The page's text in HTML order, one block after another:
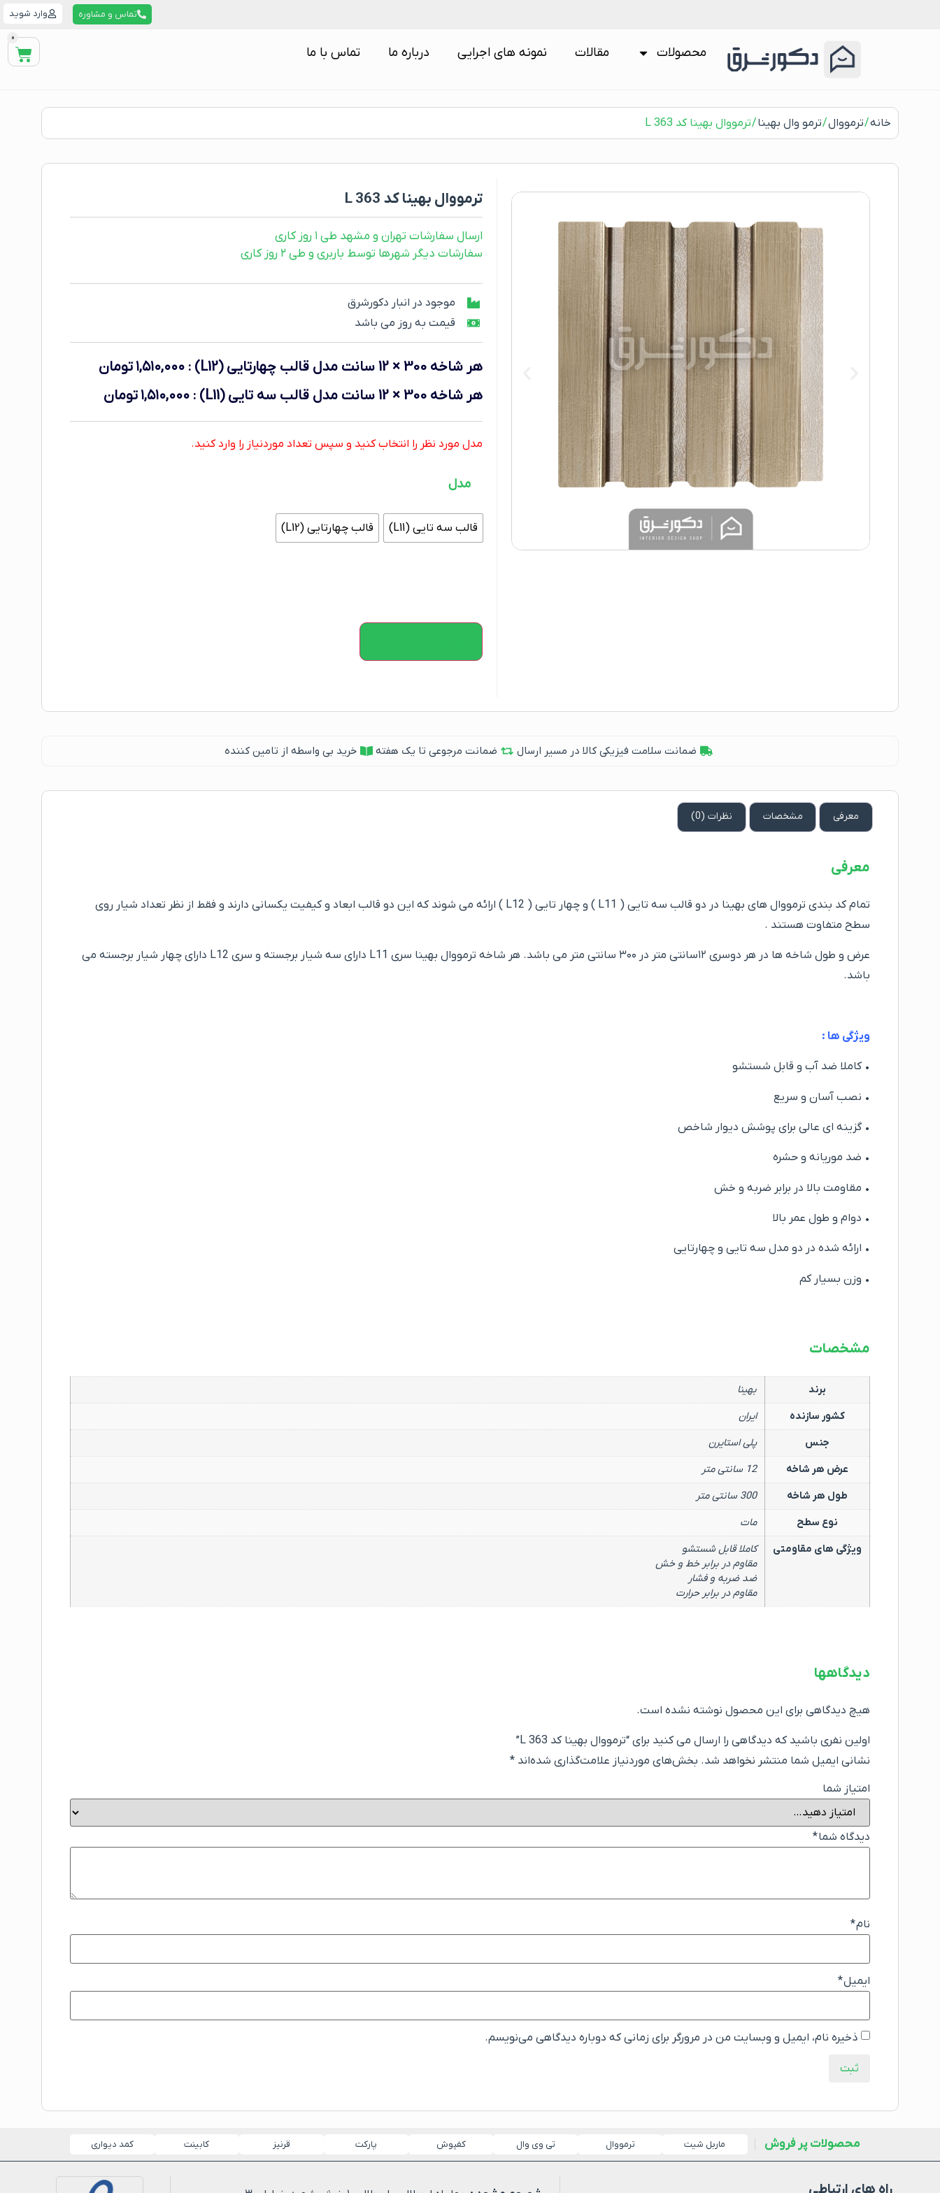
تماس و مشاوره وارد شوید
محصولات مقالات نمونه های اجرایی درباره ما تماس با ما
0
خانه/ترمووال/ترمو وال بهینا/ ترمووال بهینا کد L 363
ترمووال بهینا کد L 363
ارسال سفارشات تهران و مشهد طی ۱ روز کاری
سفارشات دیگر شهرها توسط باربری و طی ۲ روز کاری
موجود در انبار دکورشرق
قیمت به روز می باشد
هر شاخه 300 × 12 سانت مدل قالب چهارتایی (L12) : ۱,۵۱۰,۰۰۰تومان
هر شاخه 300 × 12 سانت
مدل قالب سه تایی (L11) : ۱,۵۱۰,۰۰۰تومان
مدل مورد نظر را انتخاب کنید و سپس تعداد موردنیاز را وارد کنید.
مدل
قالب سه تایی (L11) قالب چهارتایی (L12)
ضمانت سلامت فیزیکی کالا در مسیر ارسال ضمانت مرجوعی تا یک هفته خرید بی واسطه از تامین کننده
معرفی مشخصات نظرات (0)
معرفی
تمام کد بندی ترمووال های بهینا در دو قالب سه تایی ( L11 ) و چهار تایی ( L12 ) ارائه می شوند که این دو قالب ابعاد و کیفیت یکسانی دارند و فقط از نظر تعداد شیار روی
سطح متفاوت هستند .
عرض و طول شاخه ها در هر دوسری ۱۲سانتی متر در ۳۰۰ سانتی متر می باشد. هر شاخه ترمووال بهینا سری L11 دارای سه شیار برجسته و سری L12 دارای چهار شیار برجسته می
باشد.
ویژگی ها :
• کاملا ضد آب و قابل شستشو
• نصب آسان و سریع
• گزینه ای عالی برای پوشش دیوار شاخص
• ضد موریانه و حشره
• مقاومت بالا در برابر ضربه و خش
• دوام و طول عمر بالا
• ارائه شده در دو مدل سه تایی و چهارتایی
• وزن بسیار کم
مشخصات
برند
بهینا
کشور سازنده
ایران
جنس
پلی استایرن
عرض هر شاخه
12 سانتی متر
طول هر شاخه
300 سانتی متر
نوع سطح
مات
ویژگی های مقاومتی
کاملا قابل شستشو
مقاوم در برابر خط و خش
ضد ضربه و فشار
مقاوم در برابر حرارت
دیدگاهها
هیچ دیدگاهی برای این محصول نوشته نشده است.
اولین نفری باشید که دیدگاهی را ارسال می کنید برای “ترمووال بهینا کد L 363”
نشانی ایمیل شما منتشر نخواهد شد. بخش‌های موردنیاز علامت‌گذاری شده‌اند *
امتیاز شما
دیدگاه شما*
نام*
ایمیل*
ذخیره نام، ایمیل و وبسایت من در مرورگر برای زمانی که دوباره دیدگاهی می‌نویسم.
محصولات پر فروش ماربل شیت ترمووال تی وی وال کفپوش پارکت قرنیز کابینت کمد دیواری